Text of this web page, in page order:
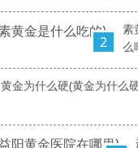
2
素
么
黄金为什么硬(黄金为什么